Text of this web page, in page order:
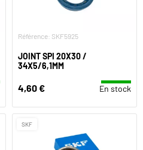
Référence: SKF5925
JOINT SPI 20X30 /
34X5/6,1MM
4,60 € En stock
SKF